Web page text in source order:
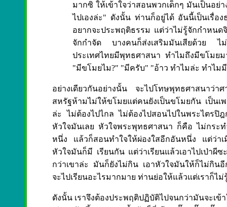
มากซิ ให้เข้าใจว่าสอนพวกเด็กๆ มันเป็นอย่
ไปเองล่ะ" ดังนั้น ท่านก็อยู่ได้ อันนี้เป็นเรื่อ
อยากจะประพฤติธรรม แต่ว่าไม่รู้จักกำหน
จักกำจัด บางคนก็ส่งเสริมมันเสียด้วย ไ
ประเทศไทยมีพุทธศาสนา ทำไมถึงมีขโม
"มีขโมยไม?" "มีครับ" "อ้าว ทำไมล่ะ ทำไ
อย่างเดียวกันอย่างนั้น จะไปโทษพุทธศาสนาว่
สหรัฐห้ามไม่ให้ขโมยแต่คนยังเป็นขโมยกัน เป็น
ล่ะ ไม่ต้องไปไกล ไม่ต้องไปสอนไปในพระไตร
หัวใจมันเลย หัวใจพระพุทธศาสนา ก็คือ ไม่กระ
หนึ่ง แล้วก็สอนทำใจให้ผ่องใสอีกอันหนึ่ง แต่ว่า
หัวใจมันก็มี เรียนกัน แต่ว่าเรียนแล้วเอาไปเป่า
กว่าเขาล่ะ มันก็ยังไม่กิน เอาหัวใจมันให้ก็ไม่กิน
จะไปเรียนอะไรมากมาย ท่านย่อให้แล้วแต่เราก็ไ
ดังนั้น เราจึงต้องประพฤติปฏิบัติไปจนกว่ามันจะเข้